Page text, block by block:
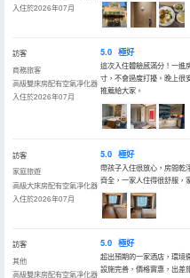
入住於2026年07月
訪客
商務旅客
高級雙床房配有空氣凈化器
入住於2026年07月
5.0 極好
這次入住體驗感滿分！一進
寸，不會過度打擾。晚上很
推薦給大家。
訪客
家庭旅遊
高級大床房配有空氣凈化器
入住於2026年07月
5.0 極好
帶孩子入住很放心，房間乾
齊全，一家人住得很舒服，
訪客
其他
高級雙床房配有空氣凈化器
5.0 極好
超出預期的一家酒店，環境
設施完善，價格實惠，出差